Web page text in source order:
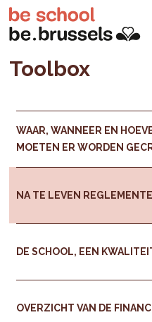
Toolbox
WAAR, WANNEER EN
MOETEN ER WORDEN
NA TE LEVEN
DE SCHOOL, EEN
OVERZICHT VAN DE